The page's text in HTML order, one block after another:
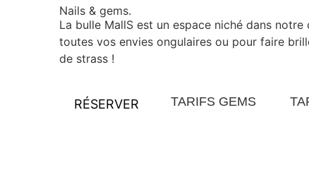
Nails & gems.
La bulle MallS est un espace niché dans
toutes vos envies ongulaires ou pour faire
de strass !
RÉSERVER TARIFS GEMS